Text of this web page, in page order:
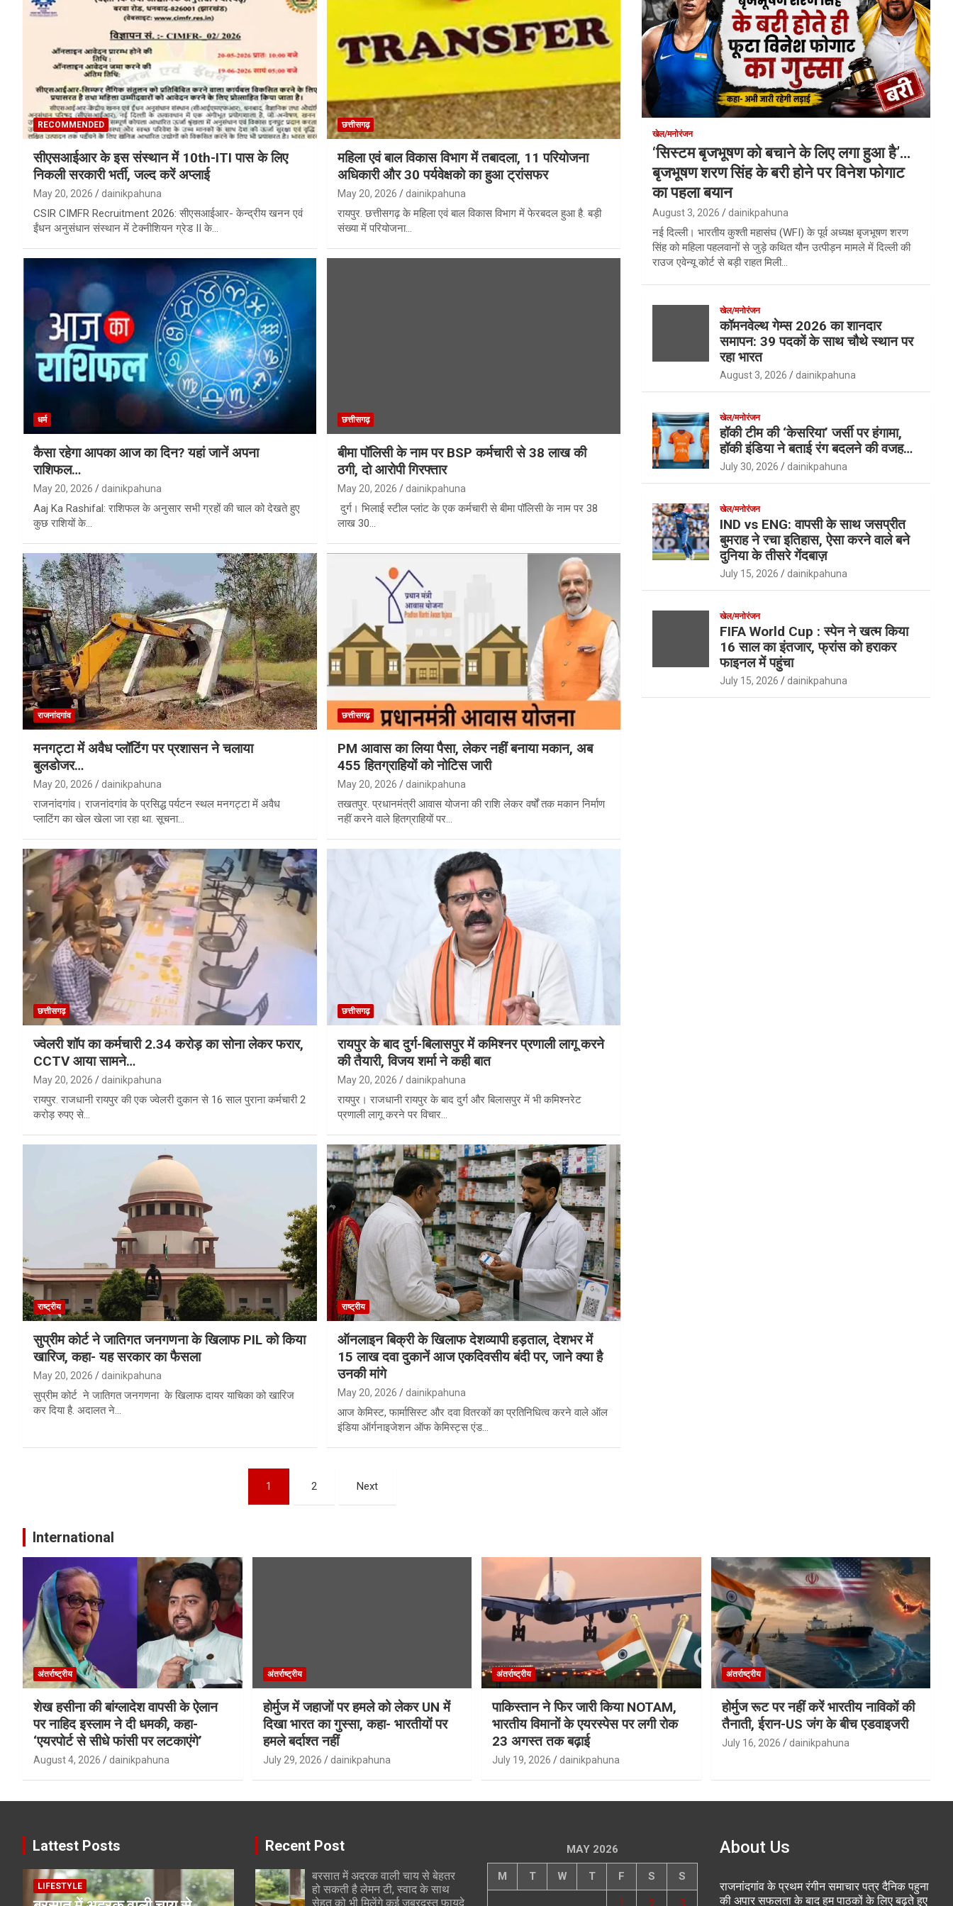
RECOMMENDED
सीएसआईआर के इस संस्थान में 10th-ITI पास के लिए
निकली सरकारी भर्ती, जल्द करें अप्लाई
May 20, 2026 dainikpahuna
CSIR CIMFR Recruitment 2026: सीएसआईआर- केन्द्रीय खनन एवं
ईंधन अनुसंधान संस्थान में टेक्नीशियन ग्रेड II के…
छत्तीसगढ़
महिला एवं बाल विकास विभाग में तबादला, 11 परियोजना
अधिकारी और 30 पर्यवेक्षको का हुआ ट्रांसफर
May 20, 2026 dainikpahuna
रायपुर. छत्तीसगढ़ के महिला एवं बाल विकास विभाग में फेरबदल हुआ है. बड़ी
संख्या में परियोजना…
धर्म
कैसा रहेगा आपका आज का दिन? यहां जानें अपना
राशिफल…
May 20, 2026 dainikpahuna
Aaj Ka Rashifal: राशिफल के अनुसार सभी ग्रहों की चाल को देखते हुए
कुछ राशियों के…
छत्तीसगढ़
बीमा पॉलिसी के नाम पर BSP कर्मचारी से 38 लाख की
ठगी, दो आरोपी गिरफ्तार
May 20, 2026 dainikpahuna
दुर्ग। भिलाई स्टील प्लांट के एक कर्मचारी से बीमा पॉलिसी के नाम पर 38
लाख 30…
राजनांदगांव
मनगट्टा में अवैध प्लॉटिंग पर प्रशासन ने चलाया
बुलडोजर…
May 20, 2026 dainikpahuna
राजनांदगांव। राजनांदगांव के प्रसिद्ध पर्यटन स्थल मनगट्टा में अवैध
प्लाटिंग का खेल खेला जा रहा था. सूचना…
छत्तीसगढ़
PM आवास का लिया पैसा, लेकर नहीं बनाया मकान, अब
455 हितग्राहियों को नोटिस जारी
May 20, 2026 dainikpahuna
तखतपुर. प्रधानमंत्री आवास योजना की राशि लेकर वर्षों तक मकान निर्माण
नहीं करने वाले हितग्राहियों पर…
छत्तीसगढ़
ज्वेलरी शॉप का कर्मचारी 2.34 करोड़ का सोना लेकर फरार,
CCTV आया सामने…
May 20, 2026 dainikpahuna
रायपुर. राजधानी रायपुर की एक ज्वेलरी दुकान से 16 साल पुराना कर्मचारी 2
करोड़ रुपए से…
छत्तीसगढ़
रायपुर के बाद दुर्ग-बिलासपुर में कमिश्नर प्रणाली लागू करने
की तैयारी, विजय शर्मा ने कही बात
May 20, 2026 dainikpahuna
रायपुर। राजधानी रायपुर के बाद दुर्ग और बिलासपुर में भी कमिश्नरेट
प्रणाली लागू करने पर विचार…
राष्ट्रीय
सुप्रीम कोर्ट ने जातिगत जनगणना के खिलाफ PIL को किया
खारिज, कहा- यह सरकार का फैसला
May 20, 2026 dainikpahuna
सुप्रीम कोर्ट ने जातिगत जनगणना के खिलाफ दायर याचिका को खारिज
कर दिया है. अदालत ने…
राष्ट्रीय
ऑनलाइन बिक्री के खिलाफ देशव्यापी हड़ताल, देशभर में
15 लाख दवा दुकानें आज एकदिवसीय बंदी पर, जाने क्या है
उनकी मांगे
May 20, 2026 dainikpahuna
आज केमिस्ट, फार्मासिस्ट और दवा वितरकों का प्रतिनिधित्व करने वाले ऑल
इंडिया ऑर्गनाइजेशन ऑफ केमिस्ट्स एंड…
1 2 Next
खेल/मनोरंजन
‘सिस्टम बृजभूषण को बचाने के लिए लगा हुआ है’…
बृजभूषण शरण सिंह के बरी होने पर विनेश फोगाट
का पहला बयान
August 3, 2026 dainikpahuna
नई दिल्ली। भारतीय कुश्ती महासंघ (WFI) के पूर्व अध्यक्ष बृजभूषण शरण
सिंह को महिला पहलवानों से जुड़े कथित यौन उत्पीड़न मामले में दिल्ली की
राउज एवेन्यू कोर्ट से बड़ी राहत मिली…
खेल/मनोरंजन
कॉमनवेल्थ गेम्स 2026 का शानदार
समापन: 39 पदकों के साथ चौथे स्थान पर
रहा भारत
August 3, 2026 dainikpahuna
खेल/मनोरंजन
हॉकी टीम की ‘केसरिया’ जर्सी पर हंगामा,
हॉकी इंडिया ने बताई रंग बदलने की वजह…
July 30, 2026 dainikpahuna
खेल/मनोरंजन
IND vs ENG: वापसी के साथ जसप्रीत
बुमराह ने रचा इतिहास, ऐसा करने वाले बने
दुनिया के तीसरे गेंदबाज़
July 15, 2026 dainikpahuna
खेल/मनोरंजन
FIFA World Cup : स्पेन ने खत्म किया
16 साल का इंतजार, फ्रांस को हराकर
फाइनल में पहुंचा
July 15, 2026 dainikpahuna
International
अंतर्राष्ट्रीय
शेख हसीना की बांग्लादेश वापसी के ऐलान
पर नाहिद इस्लाम ने दी धमकी, कहा-
‘एयरपोर्ट से सीधे फांसी पर लटकाएंगे’
August 4, 2026 dainikpahuna
अंतर्राष्ट्रीय
होर्मुज में जहाजों पर हमले को लेकर UN में
दिखा भारत का गुस्सा, कहा- भारतीयों पर
हमले बर्दाश्त नहीं
July 29, 2026 dainikpahuna
अंतर्राष्ट्रीय
पाकिस्तान ने फिर जारी किया NOTAM,
भारतीय विमानों के एयरस्पेस पर लगी रोक
23 अगस्त तक बढ़ाई
July 19, 2026 dainikpahuna
अंतर्राष्ट्रीय
होर्मुज रूट पर नहीं करें भारतीय नाविकों की
तैनाती, ईरान-US जंग के बीच एडवाइजरी
July 16, 2026 dainikpahuna
Lattest Posts
LIFESTYLE
Recent Post
बरसात में अदरक वाली चाय से बेहतर
हो सकती है लेमन टी, स्वाद के साथ
सेहत को भी मिलेंगे कई जबरदस्त फायदे
MAY 2026
M T W T F S S
About Us
राजनांदगांव के प्रथम रंगीन समाचार पत्र दैनिक पहुना
की अपार सफलता के बाद हम पाठकों के लिए बढ़ते हुए